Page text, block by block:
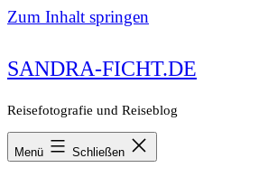
Zum Inhalt springen
SANDRA-FICHT.DE
Reisefotografie und Reiseblog
Menü Schließen